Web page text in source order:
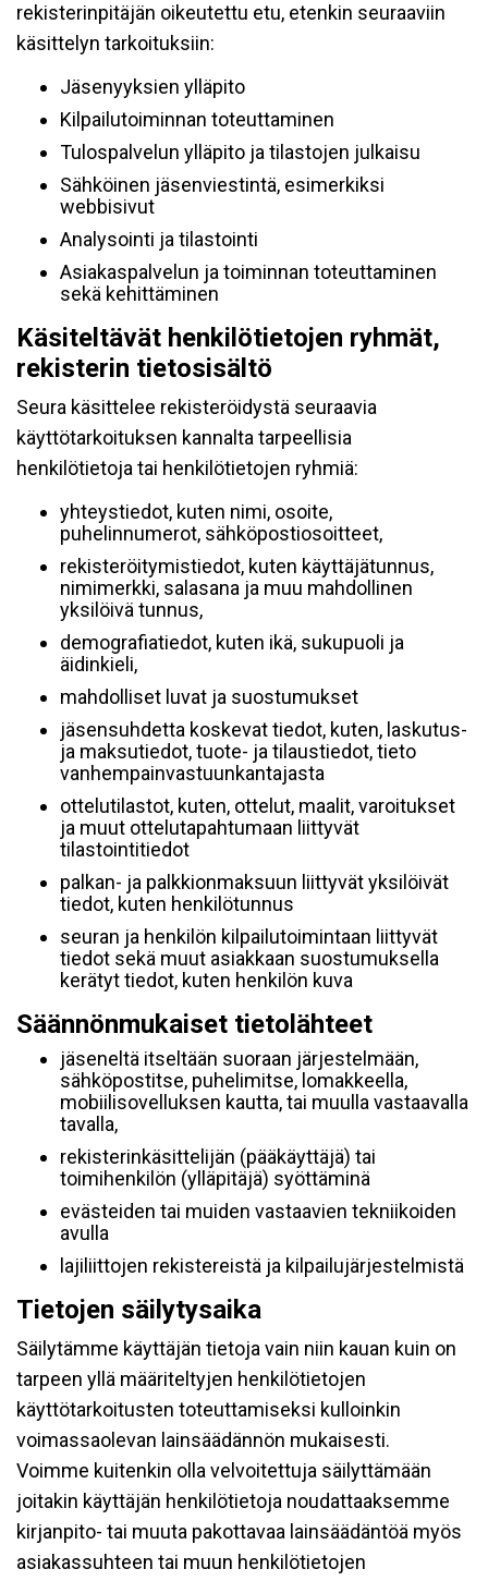
rekisterinpitäjän oikeutettu etu, etenkin seuraaviin
käsittelyn tarkoituksiin:
Jäsenyyksien ylläpito
Kilpailutoiminnan toteuttaminen
Tulospalvelun ylläpito ja tilastojen julkaisu
Sähköinen jäsenviestintä, esimerkiksi
webbisivut
Analysointi ja tilastointi
Asiakaspalvelun ja toiminnan toteuttaminen
sekä kehittäminen
Käsiteltävät henkilötietojen ryhmät,
rekisterin tietosisältö
Seura käsittelee rekisteröidystä seuraavia
käyttötarkoituksen kannalta tarpeellisia
henkilötietoja tai henkilötietojen ryhmiä:
yhteystiedot, kuten nimi, osoite,
puhelinnumerot, sähköpostiosoitteet,
rekisteröitymistiedot, kuten käyttäjätunnus,
nimimerkki, salasana ja muu mahdollinen
yksilöivä tunnus,
demografiatiedot, kuten ikä, sukupuoli ja
äidinkieli,
mahdolliset luvat ja suostumukset
jäsensuhdetta koskevat tiedot, kuten, laskutus-
ja maksutiedot, tuote- ja tilaustiedot, tieto
vanhempainvastuunkantajasta
ottelutilastot, kuten, ottelut, maalit, varoitukset
ja muut ottelutapahtumaan liittyvät
tilastointitiedot
palkan- ja palkkionmaksuun liittyvät yksilöivät
tiedot, kuten henkilötunnus
seuran ja henkilön kilpailutoimintaan liittyvät
tiedot sekä muut asiakkaan suostumuksella
kerätyt tiedot, kuten henkilön kuva
Säännönmukaiset tietolähteet
jäseneltä itseltään suoraan järjestelmään,
sähköpostitse, puhelimitse, lomakkeella,
mobiilisovelluksen kautta, tai muulla vastaavalla
tavalla,
rekisterinkäsittelijän (pääkäyttäjä) tai
toimihenkilön (ylläpitäjä) syöttäminä
evästeiden tai muiden vastaavien tekniikoiden
avulla
lajiliittojen rekistereistä ja kilpailujärjestelmistä
Tietojen säilytysaika
Säilytämme käyttäjän tietoja vain niin kauan kuin on
tarpeen yllä määriteltyjen henkilötietojen
käyttötarkoitusten toteuttamiseksi kulloinkin
voimassaolevan lainsäädännön mukaisesti.
Voimme kuitenkin olla velvoitettuja säilyttämään
joitakin käyttäjän henkilötietoja noudattaaksemme
kirjanpito- tai muuta pakottavaa lainsäädäntöä myös
asiakassuhteen tai muun henkilötietojen